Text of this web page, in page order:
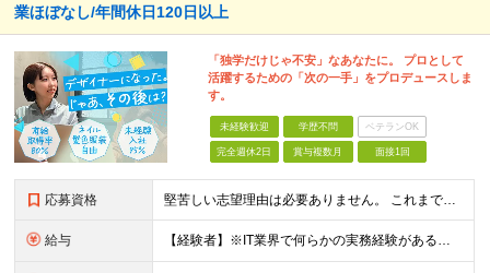
業ほぼなし/年間休日120日以上
「独学だけじゃ不安」なあなたに。 プロとして
活躍するための「次の一手」をプロデュースしま
す。
未経験歓迎 学歴不問 ベテランOK
完全週休2日 賞与複数月 面接1回
応募資格 堅苦しい志望理由は必要ありません。 これまでの経験や経歴よりも、私たちは“これから”を重視します。 ★学歴・経歴不問 ★完全未経験OK ★社会人デビュー歓迎 ★第二新卒OK ＼当てはまる方はぜひご
給与 【経験者】※IT業界で何らかの実務経験がある方 月給35万円～＋業績賞与＋交通費＋各種手当 ※固定残業代（30時間分／6万6,610円～）を含む。超過分は追加支給。 能力やスキルを考慮し、初任給を決定